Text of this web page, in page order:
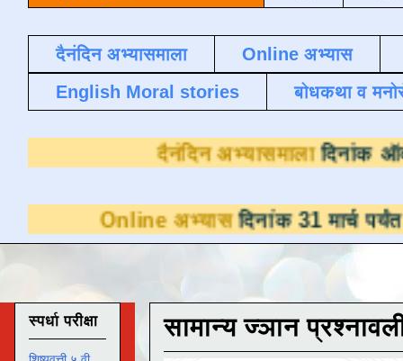
दैनंदिन अभ्यासमाला
Online अभ्यास
English Moral stories
बोधकथा व
दैनंदिन
अभ्यासदिनांक 31 मार्च पर्यंत
सामान्य ज्ञान
स्पर्धा परीक्षा